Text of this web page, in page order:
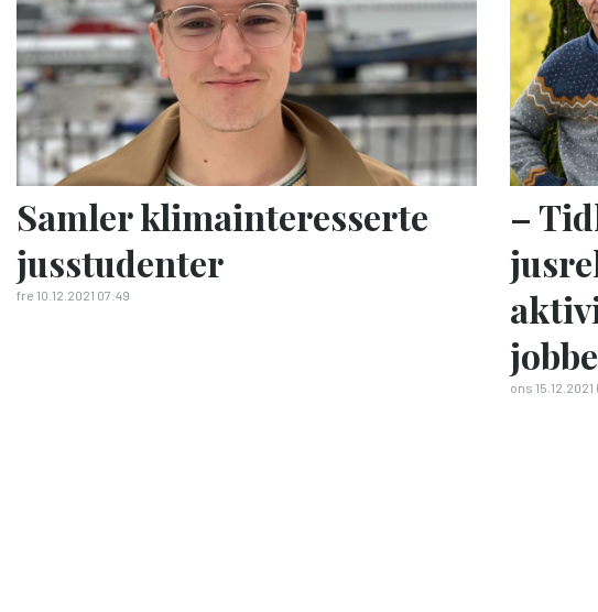
Samler klimainteresserte
jusstudenter
fre 10.12.2021 07:49
–
ons 15.12.2021